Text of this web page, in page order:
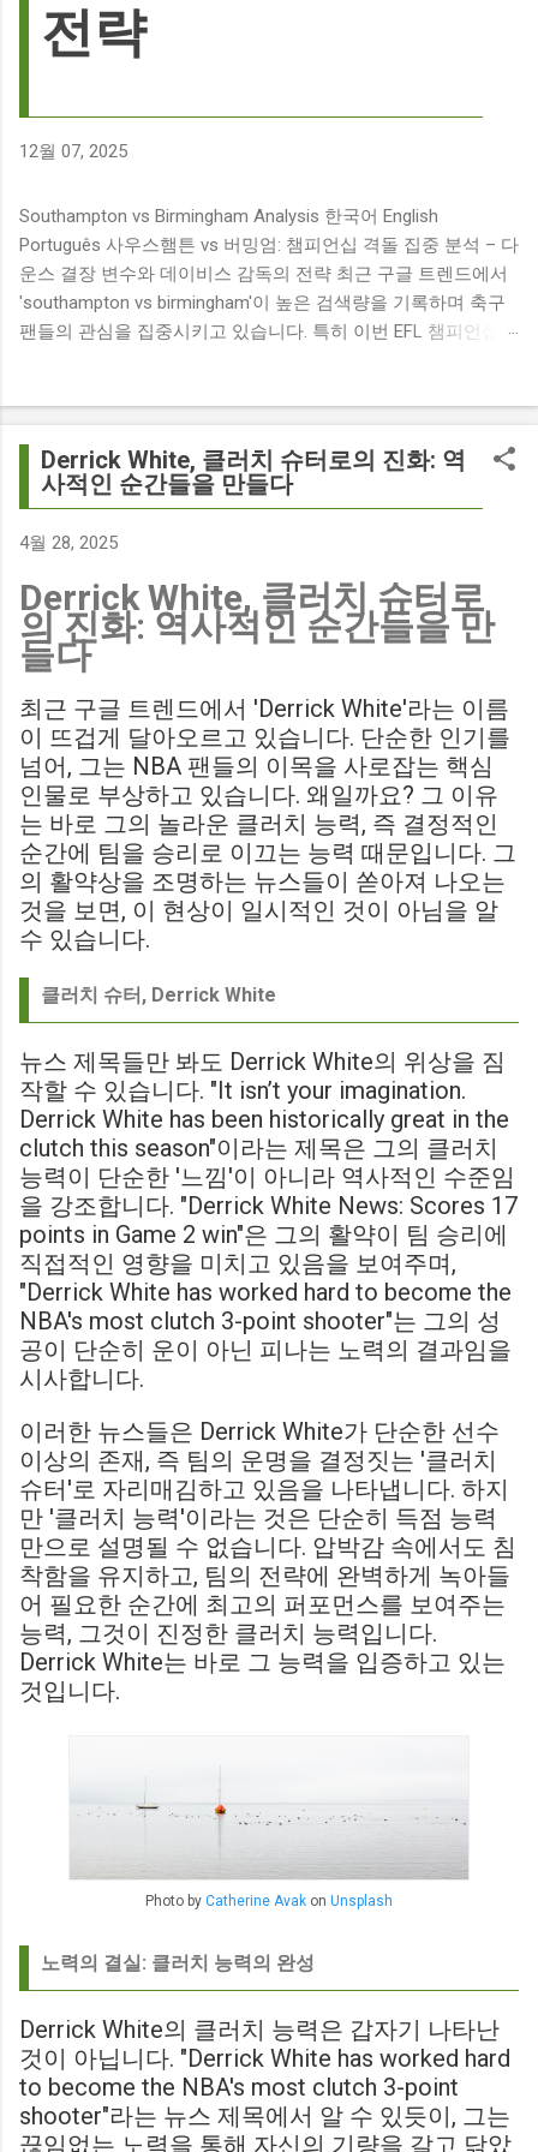
전략
12월 07, 2025
Southampton vs Birmingham Analysis 한국어 English
Português 사우스햄튼 vs 버밍엄: 챔피언십 격돌 집중 분석 – 다
운스 결장 변수와 데이비스 감독의 전략 최근 구글 트렌드에서
'southampton vs birmingham'이 높은 검색량을 기록하며 축구
팬들의 관심을 집중시키고 있습니다. 특히 이번 EFL 챔피언십
다음과 같습니다. The 9 players set to miss Southampton v
Birmingham City ft £7m striker Damion Downs : 사우스햄튼과
버밍엄 시티 경기에서 총 9명의 선수가 결장할 예정이며, 특히
700만 파운드 스트라이커 데미언 다운스의 결장은 사우스햄튼
Birmingham City LIVE Score Updates in EFL Championship
Match : 경기 당일 실시간 스코어 업데이트를 제공하는 뉴스로,
팬들의 높은 관심도를 반영합니다. Chris Davies: Birmingham
City boss says his side have to try to "be themselves" away
from home : 버밍엄 시티의 크리스 데이비스 감독은 원정 경기
에서 팀 고유의 색깔을 유지하는 것이 중요하다고 강조했습니
다. ...
Derrick White, 클러치 슈터로의 진화: 역
사적인 순간들을 만들다
4월 28, 2025
Derrick White, 클러치 슈터로
의 진화: 역사적인 순간들을 만
들다
최근 구글 트렌드에서 'Derrick White'라는 이름
이 뜨겁게 달아오르고 있습니다. 단순한 인기를
넘어, 그는 NBA 팬들의 이목을 사로잡는 핵심
인물로 부상하고 있습니다. 왜일까요? 그 이유
는 바로 그의 놀라운 클러치 능력, 즉 결정적인
순간에 팀을 승리로 이끄는 능력 때문입니다. 그
의 활약상을 조명하는 뉴스들이 쏟아져 나오는
것을 보면, 이 현상이 일시적인 것이 아님을 알
수 있습니다.
클러치 슈터, Derrick White
뉴스 제목들만 봐도 Derrick White의 위상을 짐
작할 수 있습니다. "It isn’t your imagination.
Derrick White has been historically great in the
clutch this season"이라는 제목은 그의 클러치
능력이 단순한 '느낌'이 아니라 역사적인 수준임
을 강조합니다. "Derrick White News: Scores 17
points in Game 2 win"은 그의 활약이 팀 승리에
직접적인 영향을 미치고 있음을 보여주며,
"Derrick White has worked hard to become the
NBA's most clutch 3-point shooter"는 그의 성
공이 단순히 운이 아닌 피나는 노력의 결과임을
시사합니다.
이러한 뉴스들은 Derrick White가 단순한 선수
이상의 존재, 즉 팀의 운명을 결정짓는 '클러치
슈터'로 자리매김하고 있음을 나타냅니다. 하지
만 '클러치 능력'이라는 것은 단순히 득점 능력
만으로 설명될 수 없습니다. 압박감 속에서도 침
착함을 유지하고, 팀의 전략에 완벽하게 녹아들
어 필요한 순간에 최고의 퍼포먼스를 보여주는
능력, 그것이 진정한 클러치 능력입니다.
Derrick White는 바로 그 능력을 입증하고 있는
것입니다.
Photo by Catherine Avak on Unsplash
노력의 결실: 클러치 능력의 완성
Derrick White의 클러치 능력은 갑자기 나타난
것이 아닙니다. "Derrick White has worked hard
to become the NBA's most clutch 3-point
shooter"라는 뉴스 제목에서 알 수 있듯이, 그는
끊임없는 노력을 통해 자신의 기량을 갈고 닦았